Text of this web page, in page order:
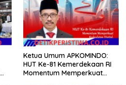
Ketua Umum APKOMINDO:
HUT Ke-81 Kemerdekaan RI
Momentum Memperkuat